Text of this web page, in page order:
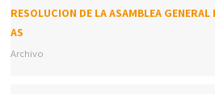
RESOLUCION DE LA ASAMBLEA
AS
Archivo